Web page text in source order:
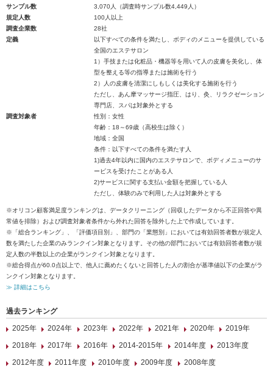
サンプル数
3,070人（調査時サンプル数4,449人）
規定人数
100人以上
調査企業数
28社
定義
以下すべての条件を満たし、ボディのメニューを提供している
全国のエステサロン
1）手技または化粧品・機器等を用いて人の皮膚を美化し、体
型を整える等の指導または施術を行う
2）人の皮膚を清潔にしもしくは美化する施術を行う
ただし、あん摩マッサージ指圧、はり、灸、リラクゼーション
専門店、スパは対象外とする
調査対象者
性別：女性
年齢：18～69歳（高校生は除く）
地域：全国
条件：以下すべての条件を満たす人
1)過去4年以内に国内のエステサロンで、ボディメニューのサ
ービスを受けたことがある人
2)サービスに関する支払い金額を把握している人
ただし、体験のみで利用した人は対象外とする
※オリコン顧客満足度ランキングは、データクリーニング（回収したデータから不正回答や異
常値を排除）および調査対象者条件から外れた回答を除外した上で作成しています。
※「総合ランキング」、「評価項目別」、部門の「業態別」においては有効回答者数が規定人
数を満たした企業のみランクイン対象となります。その他の部門においては有効回答者数が規
定人数の半数以上の企業がランクイン対象となります。
※総合得点が60.0点以上で、他人に薦めたくないと回答した人の割合が基準値以下の企業がラ
ンクイン対象となります。
≫ 詳細はこちら
過去ランキング
2025年
2024年 2023年 2022年 2021年 2020年
2019年
2018年
2017年 2016年 2014-2015年 2014年度
2013年度
2012年度
2011年度 2010年度 2009年度 2008年度